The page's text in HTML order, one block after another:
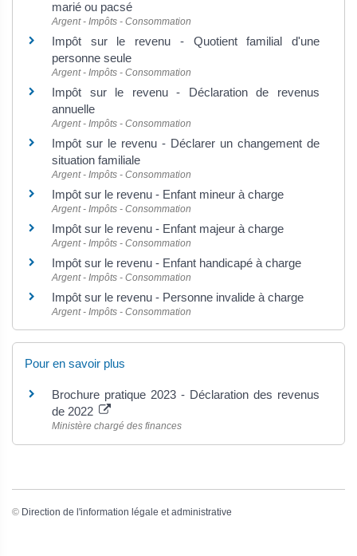
marié ou pacsé
Argent - Impôts - Consommation
Impôt sur le revenu - Quotient familial d'une
personne seule
Argent - Impôts - Consommation
Impôt sur le revenu - Déclaration de revenus
annuelle
Argent - Impôts - Consommation
Impôt sur le revenu - Déclarer un changement de
situation familiale
Argent - Impôts - Consommation
Impôt sur le revenu - Enfant mineur à charge
Argent - Impôts - Consommation
Impôt sur le revenu - Enfant majeur à charge
Argent - Impôts - Consommation
Impôt sur le revenu - Enfant handicapé à charge
Argent - Impôts - Consommation
Impôt sur le revenu - Personne invalide à charge
Argent - Impôts - Consommation
Pour en savoir plus
Brochure pratique 2023 - Déclaration des revenus
de 2022
Ministère chargé des finances
© Direction de l'information légale et administrative